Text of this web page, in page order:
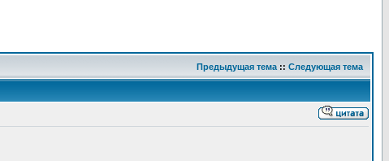
Предыдущая тема :: Следующая тема